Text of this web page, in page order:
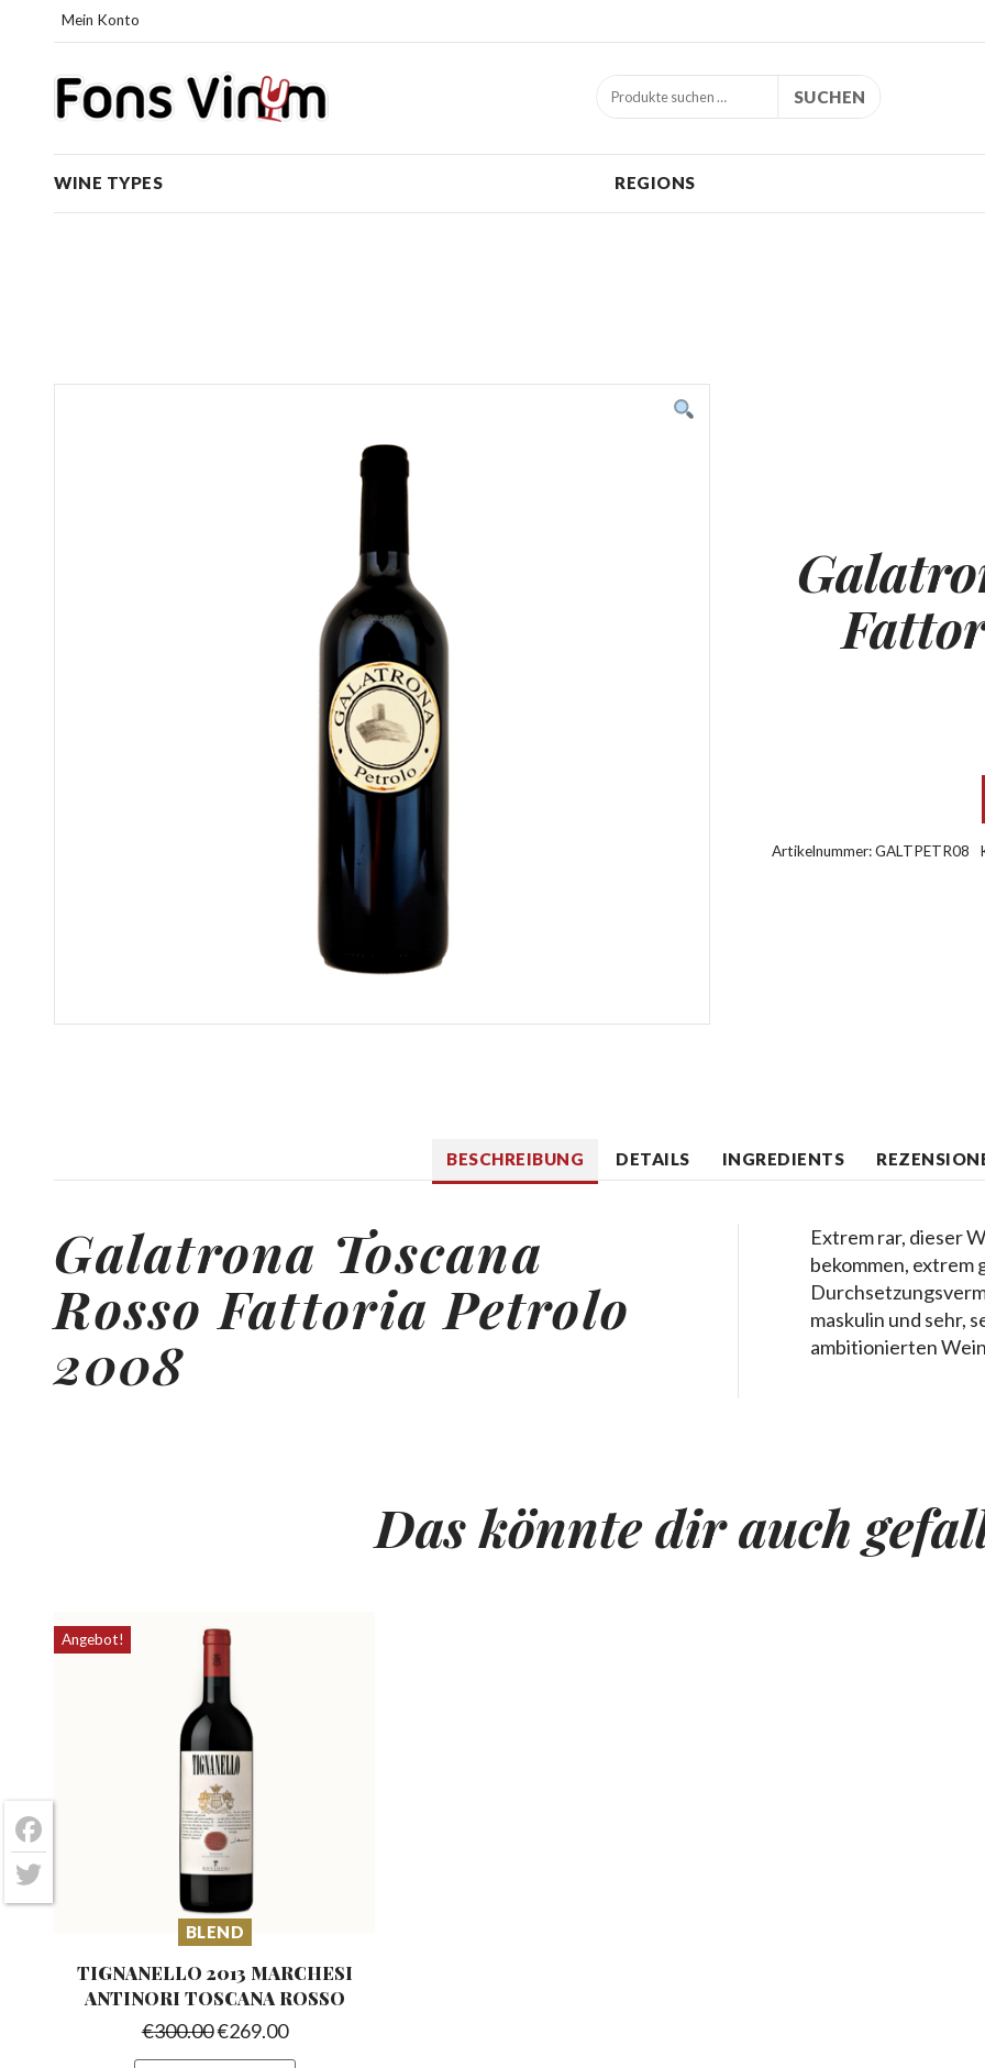
Mein Konto
SUCHEN
WINE TYPES REGIONS
Artikelnummer:GALTPETR08
BESCHREIBUNG DETAILS INGREDIENTS
Galatrona Toscana
Rosso Fattoria Petrolo
2008
Extrem rar, dieser
bekommen, extrem
maskulin und sehr,
ambitionierten
Das könnte dir auch
Angebot!
BLEND
TIGNANELLO 2013 MARCHESI
ANTINORI TOSCANA ROSSO
€300.00€269.00
Facebook
Twitter